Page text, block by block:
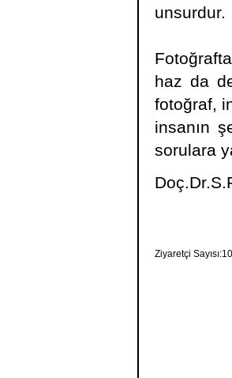
unsurdur.
haz da
fotoğraf,
insanın
sorulara
Ziyaretçi